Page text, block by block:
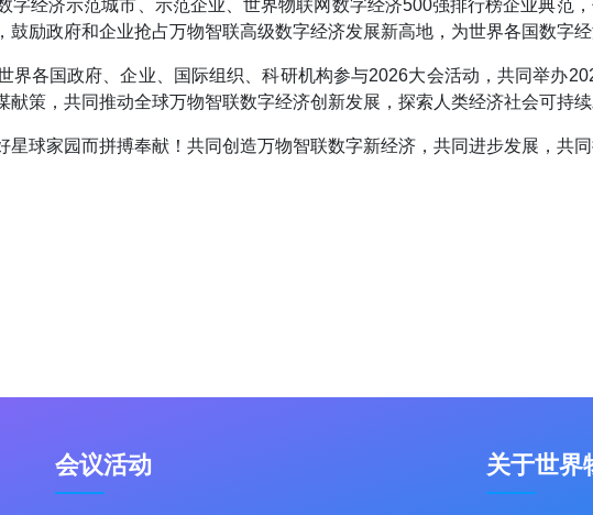
字经济示范城市、示范企业、世界物联网数字经济500强排行榜企业典范
励政府和企业抢占万物智联高级数字经济发展新高地，为世界各国数字
界各国政府、企业、国际组织、科研机构参与2026大会活动，共同举办
策，共同推动全球万物智联数字经济创新发展，探索人类经济社会可持
球家园而拼搏奉献！共同创造万物智联数字新经济，共同进步发展，共
会议活动 关于世界